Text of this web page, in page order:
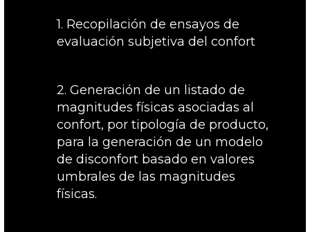
1. Recopilación de ensayos de
evaluación subjetiva del confort
2. Generación de un listado de
magnitudes físicas asociadas al
confort, por tipología de producto,
para la generación de un modelo
de disconfort basado en valores
umbrales de las magnitudes
físicas.